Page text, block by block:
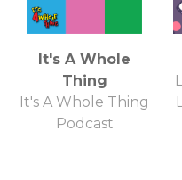
It's A Whole
Thing
It's A Whole Thing
Podcast